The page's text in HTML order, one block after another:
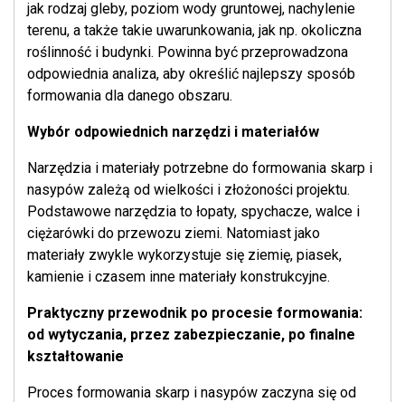
jak rodzaj gleby, poziom wody gruntowej, nachylenie
terenu, a także takie uwarunkowania, jak np. okoliczna
roślinność i budynki. Powinna być przeprowadzona
odpowiednia analiza, aby określić najlepszy sposób
formowania dla danego obszaru.
Wybór odpowiednich narzędzi i materiałów
Narzędzia i materiały potrzebne do formowania skarp i
nasypów zależą od wielkości i złożoności projektu.
Podstawowe narzędzia to łopaty, spychacze, walce i
ciężarówki do przewozu ziemi. Natomiast jako
materiały zwykle wykorzystuje się ziemię, piasek,
kamienie i czasem inne materiały konstrukcyjne.
Praktyczny przewodnik po procesie formowania:
od wytyczania, przez zabezpieczanie, po finalne
kształtowanie
Proces formowania skarp i nasypów zaczyna się od